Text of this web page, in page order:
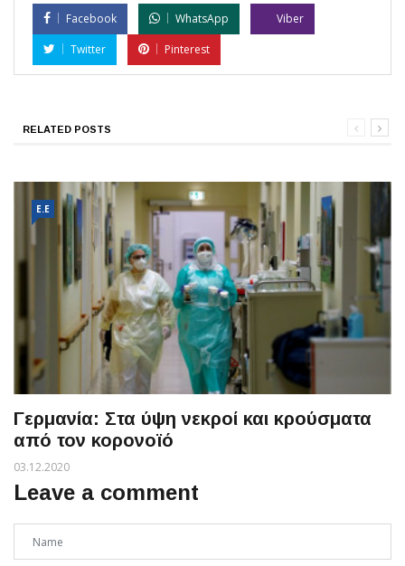
Facebook WhatsApp
Viber
Twitter
Pinterest
RELATED POSTS
Ε.Ε
Γερμανία: Στα ύψη νεκροί και κρούσματα
από τον κορονοϊό
03.12.2020
Leave a comment